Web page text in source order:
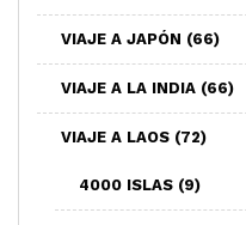
VIAJE A JAPÓN (66)
VIAJE A LA INDIA (66)
VIAJE A LAOS (72)
4000 ISLAS (9)